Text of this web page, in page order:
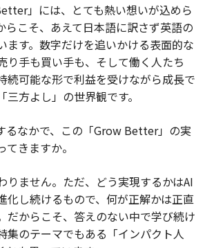
」には、とても熱い想いが込めら
らこそ、あえて日本語に訳さず英語の
ます。数字だけを追いかける表面的な
り手も買い手も、そして働く人たち
続可能な形で利益を受けながら成長で
方よし」の世界観です。
るなかで、この「Grow Better」の実
きますか。
りません。ただ、どう実現するかはAI
化し続けるもので、何が正解かは正直
だからこそ、答えのない中で学び続け
集のテーマでもある「インパクト人